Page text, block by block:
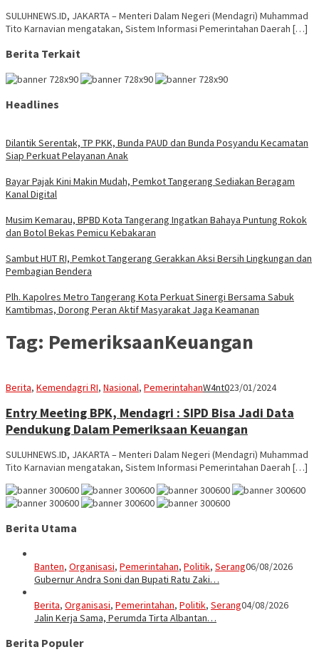
SULUHNEWS.ID, JAKARTA – Menteri Dalam Negeri (Mendagri) Muhammad
Tito Karnavian mengatakan, Sistem Informasi Pemerintahan Daerah […]
Berita Terkait
Headlines
Dilantik Serentak, TP PKK, Bunda PAUD dan Bunda Posyandu Kecamatan
Siap Perkuat Pelayanan Anak
Bayar Pajak Kini Makin Mudah, Pemkot Tangerang Sediakan Beragam
Kanal Digital
Musim Kemarau, BPBD Kota Tangerang Ingatkan Bahaya Puntung Rokok
dan Botol Bekas Pemicu Kebakaran
Sambut HUT RI, Pemkot Tangerang Gerakkan Aksi Bersih Lingkungan dan
Pembagian Bendera
Plh. Kapolres Metro Tangerang Kota Perkuat Sinergi Bersama Sabuk
Kamtibmas, Dorong Peran Aktif Masyarakat Jaga Keamanan
Tag: PemeriksaanKeuangan
Berita, Kemendagri RI, Nasional, PemerintahanW4nt023/01/2024
Entry Meeting BPK, Mendagri : SIPD Bisa Jadi Data
Pendukung Dalam Pemeriksaan Keuangan
SULUHNEWS.ID, JAKARTA – Menteri Dalam Negeri (Mendagri) Muhammad
Tito Karnavian mengatakan, Sistem Informasi Pemerintahan Daerah […]
Berita Utama
Banten, Organisasi, Pemerintahan, Politik, Serang06/08/2026
Gubernur Andra Soni dan Bupati Ratu Zaki…
Berita, Organisasi, Pemerintahan, Politik, Serang04/08/2026
Jalin Kerja Sama, Perumda Tirta Albantan…
Berita Populer